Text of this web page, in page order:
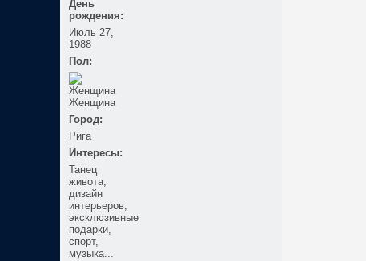
День
рождения:
Июль 27,
1988
Пол:
Женщина
Город:
Рига
Интересы:
Танец
живота,
дизайн
интерьеров,
эксклюзивные
подарки,
спорт,
музыка...